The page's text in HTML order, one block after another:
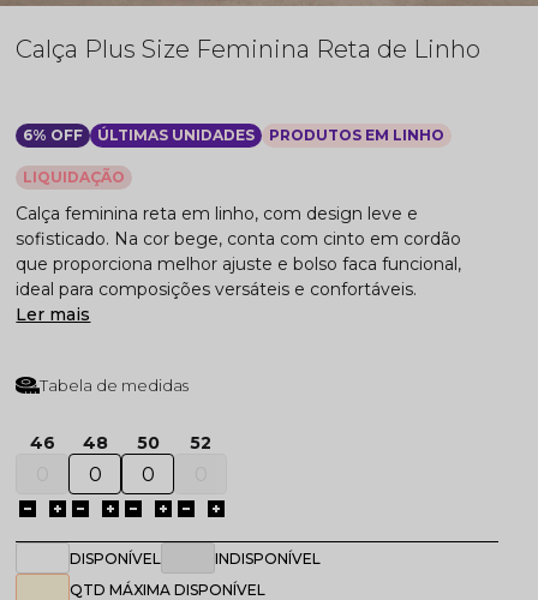
Calça Plus Size Feminina Reta de Linho
6% OFF ÚLTIMAS UNIDADES PRODUTOS EM LINHO
LIQUIDAÇÃO
Calça feminina reta em linho, com design leve e
sofisticado. Na cor bege, conta com cinto em cordão
que proporciona melhor ajuste e bolso faca funcional,
ideal para composições versáteis e confortáveis.
Ler mais
Tabela de medidas
46 48 50 52
DISPONÍVEL
INDISPONÍVEL
QTD MÁXIMA DISPONÍVEL